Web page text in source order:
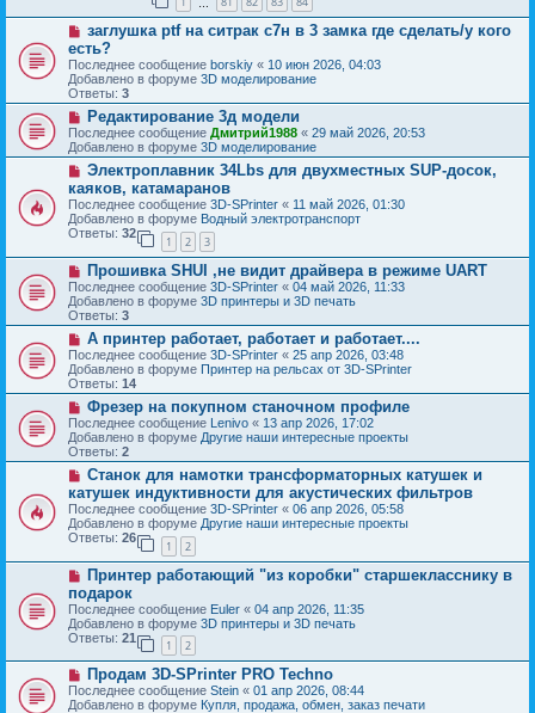
н
и
е
е
с
о
о
б
щ
е
н
е
Н
в
о
е
с
о
о
б
щ
е
н
и
е
заглушка ptf на ситрак с7н в 3 замка где сделать/у кого
есть?
Последнее сообщение borskiy « 10 июн 2026, 04:03
Добавлено в форуме 3D моделирование
Ответы: 3
Н
о
в
о
е
с
о
о
б
е
и
е
Редактирование 3д модели
Последнее сообщение Дмитрий1988 « 29 май 2026, 20:53
Добавлено в форуме 3D моделирование
Н
в
о
е
с
о
б
щ
е
н
и
е
Электроплавник 34Lbs для двухместных SUP-досок,
каяков, катамаранов
Последнее сообщение 3D-SPrinter « 11 май 2026, 01:30
Добавлено в форуме Водный электротранспорт
Ответы: 32
1 2 3
Н
о
в
о
е
с
о
о
б
щ
е
н
и
е
Прошивка SHUI ,не видит драйвера в режиме UART
Последнее сообщение 3D-SPrinter « 04 май 2026, 11:33
Добавлено в форуме 3D принтеры и 3D печать
Ответы: 3
Н
о
в
о
е
с
о
о
б
щ
е
н
и
е
А принтер работает, работает и работает....
Последнее сообщение 3D-SPrinter « 25 апр 2026, 03:48
Добавлено в форуме Принтер на рельсах от 3D-SPrinter
Ответы: 14
Н
о
в
о
е
с
о
о
б
щ
е
н
е
Фрезер на покупном станочном профиле
Последнее сообщение Lenivo « 13 апр 2026, 17:02
Добавлено в форуме Другие наши интересные проекты
Ответы: 2
Н
в
о
е
с
о
щ
е
н
и
е
Станок для намотки трансформаторных катушек и
катушек индуктивности для акустических фильтров
Последнее сообщение 3D-SPrinter « 06 апр 2026, 05:58
Добавлено в форуме Другие наши интересные проекты
Ответы: 26
1 2
Н
в
о
е
с
о
о
б
щ
Принтер работающий "из коробки" старшекласснику в
подарок
Последнее сообщение Euler « 04 апр 2026, 11:35
Добавлено в форуме 3D принтеры и 3D печать
Ответы: 21
1 2
Н
о
в
Продам 3D-SPrinter PRO Techno
Последнее сообщение Stein « 01 апр 2026, 08:44
Добавлено в форуме Купля, продажа, обмен, заказ печати